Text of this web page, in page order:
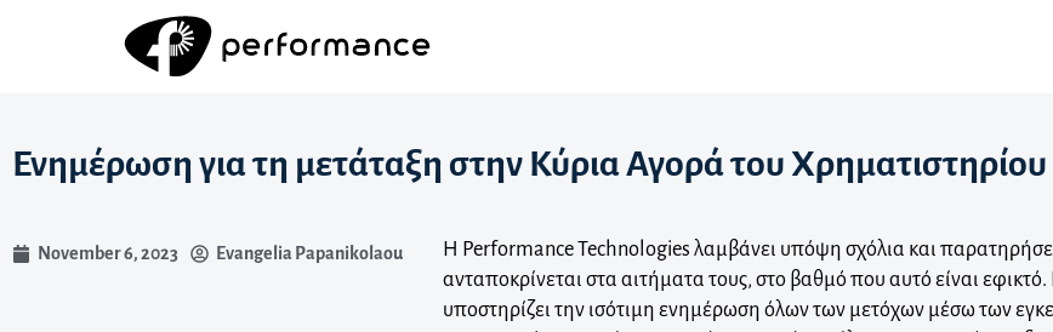
Ενημέρωση για τη μετάταξη στην Κύρια Αγορά του
November 6, 2023 Evangelia Papanikolaou
Η Performance Technologies λαμβάνει υπόψη σχόλια και
ανταποκρίνεται στα αιτήματα τους, στο βαθμό που αυτό είναι εφικτό.
υποστηρίζει την ισότιμη ενημέρωση όλων των μετόχων μέσω των